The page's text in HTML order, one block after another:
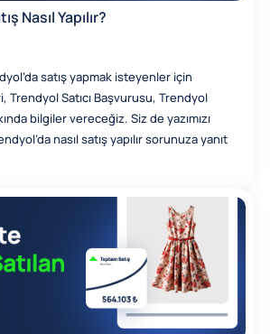
Nasıl Yapılır?
satış yapmak isteyenler için
Trendyol Satıcı Başvurusu, Trendyol
bilgiler vereceğiz. Siz de yazımızı
nasıl satış yapılır sorunuza yanıt